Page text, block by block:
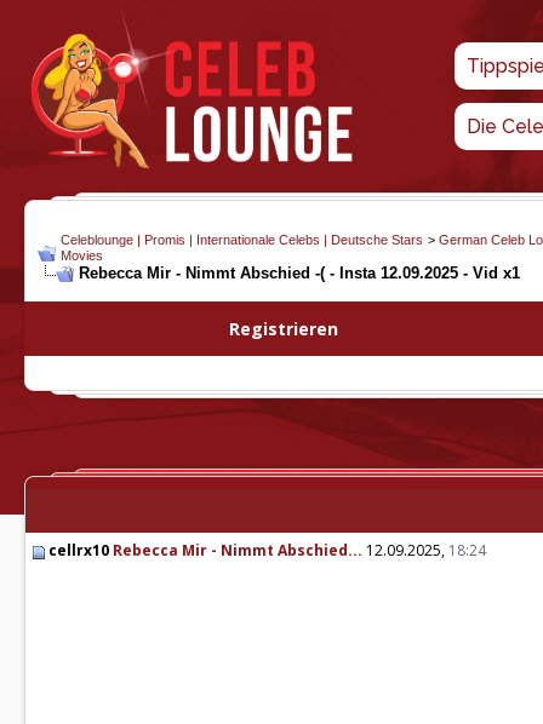
Die
Celeblounge | Promis | Internationale Celebs | Deutsche Stars > German Celeb
Movies
Rebecca Mir - Nimmt Abschied -( - Insta 12.09.2025 - Vid x1
Registrieren
cellrx10 Rebecca Mir - Nimmt Abschied... 12.09.2025, 18:24